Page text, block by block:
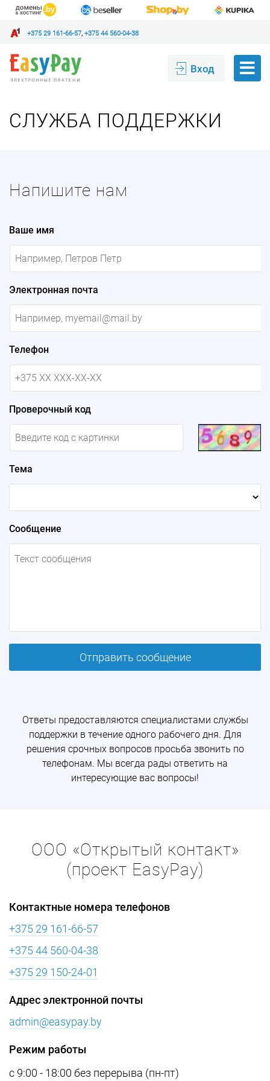
+375 29 161-66-57, +375 44 560-04-38
Вход
СЛУЖБА ПОДДЕРЖКИ
Напишите нам
Ваше имя
Электронная почта
Телефон
Проверочный код
Тема
Сообщение
Отправить сообщение
Ответы предоставляются специалистами cлужбы
поддержки в течение одного рабочего дня. Для
решения срочных вопросов просьба звонить по
телефонам. Мы всегда рады ответить на
интересующие вас вопросы!
ООО «Открытый контакт»
(проект EasyPay)
Контактные номера телефонов
+375 29 161-66-57
+375 44 560-04-38
+375 29 150-24-01
Адрес электронной почты
admin@easypay.by
Режим работы
с 9:00 - 18:00 без перерыва (пн-пт)